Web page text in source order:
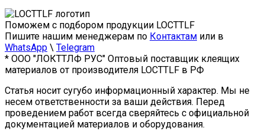
Поможем с подбором продукции LOCTTLF
Пишите нашим менеджерам по Контактам или в
WhatsApp \ Telegram
* ООО "ЛОКТТЛФ РУС" Оптовый поставщик клеящих
материалов от производителя LOCTTLF в РФ
Статья носит сугубо информационный характер. Мы не
несем ответственности за ваши действия. Перед
проведением работ всегда сверяйтесь с официальной
документацией материалов и оборудования.